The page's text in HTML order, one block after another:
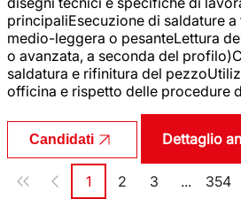
principaliEsecuzione di saldature
medio-leggera o pesanteLettura
o avanzata, a seconda del
saldatura e rifinitura del
officina e rispetto delle procedure
Candidati Dettaglio
Paginazione
Pagina
1 Pagina
2 Pagina
3 ... 354